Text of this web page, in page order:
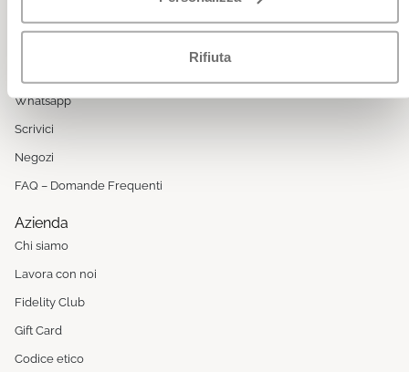
Rifiuta
Da Lunedì a Venerdì
Whatsapp
Scrivici
Negozi
FAQ – Domande Frequenti
Azienda
Chi siamo
Lavora con noi
Fidelity Club
Gift Card
Codice etico